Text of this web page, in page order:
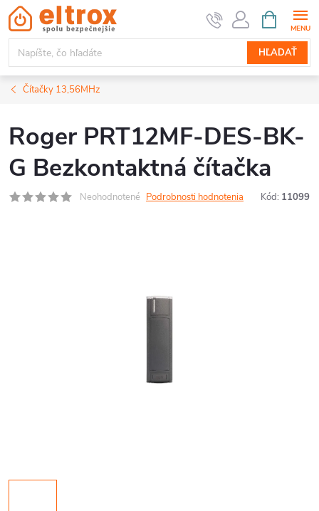
Prejsť
na
obsah
HĽADAŤ
KOŠÍK
Čítačky 13,56MHz
Roger PRT12MF-DES-BK-
G Bezkontaktná čítačka
Neohodnotené Podrobnosti hodnotenia Kód: 11099